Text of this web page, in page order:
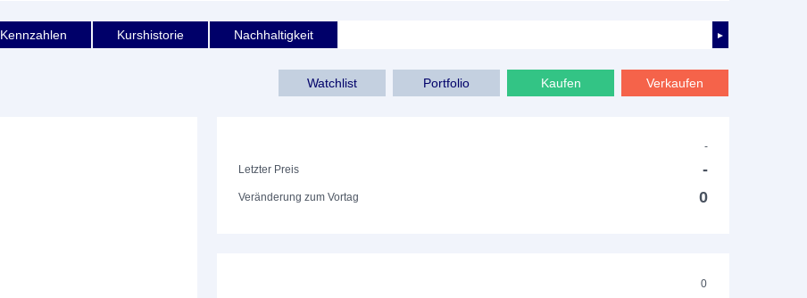
►
Kennzahlen Kurshistorie Nachhaltigkeit
Watchlist Portfolio Kaufen Verkaufen
-
Letzter Preis
-
Veränderung zum Vortag 0
0